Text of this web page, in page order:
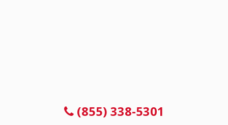
(855) 338-5301